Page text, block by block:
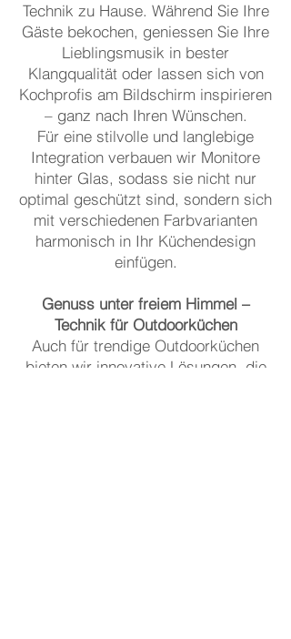
Technik zu Hause. Während Sie Ihre
Gäste bekochen, geniessen Sie Ihre
Lieblingsmusik in bester
Klangqualität oder lassen sich von
Kochprofis am Bildschirm inspirieren
– ganz nach Ihren Wünschen.
Für eine stilvolle und langlebige
Integration verbauen wir Monitore
hinter Glas, sodass sie nicht nur
optimal geschützt sind, sondern sich
mit verschiedenen Farbvarianten
harmonisch in Ihr Küchendesign
einfügen.
Genuss unter freiem Himmel –
Technik für Outdoorküchen
Auch für trendige Outdoorküchen
bieten wir innovative Lösungen, die